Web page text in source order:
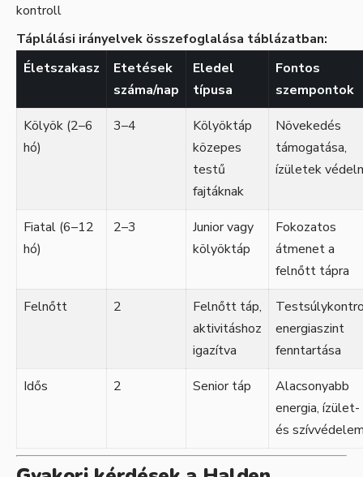
kontroll
Táplálási irányelvek összefoglalása táblázatban:
Életszakasz
Etetések
száma/nap
Eledel
típusa
Fontos
szempontok
Kölyök (2–6
hó)
3–4
Kölyöktáp
közepes
testű
fajtáknak
Növekedés
támogatása,
ízületek
Fiatal (6–12
hó)
2–3
Junior vagy
kölyöktáp
Fokozatos
átmenet a
felnőtt tápra
Felnőtt
2
Felnőtt táp,
aktivitáshoz
igazítva
energiaszint
fenntartása
Idős
2 Senior táp
Alacsonyabb
energia, ízület-
és